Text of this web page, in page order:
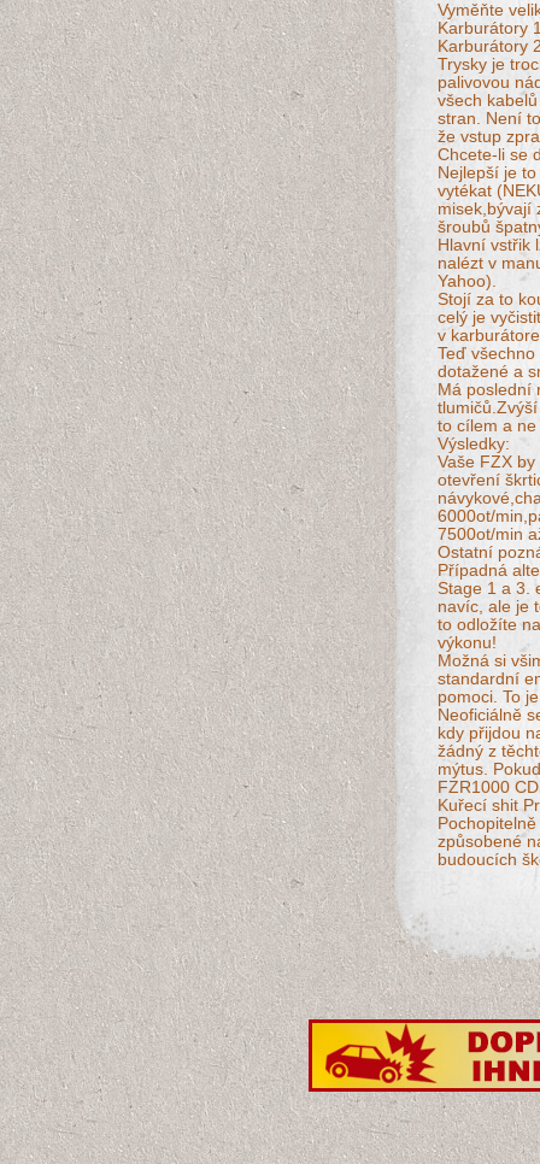
Vyměňte
Karburátory
Karburátory
Trysky je
palivovou
všech
stran. Není
že vstup
Chcete-li se
Nejlepší je
vytékat
misek,bývají
šroubů
Hlavní vstřik
nalézt v
Yahoo).
Stojí za to
celý je
v
Teď
dotažené a
Má poslední
to cílem a
Výsledky:
Vaše FZX
otevření
6000ot/
7500ot/min
Ostatní
Případná
Stage 1 a 3.
navíc, ale je
to odložíte
výkonu!
Možná si
standardní
pomoci. To
Neoficiálně
kdy přijdou
žádný z
mýtus.
FZR1000
Kuřecí shit
způsobené
budoucích